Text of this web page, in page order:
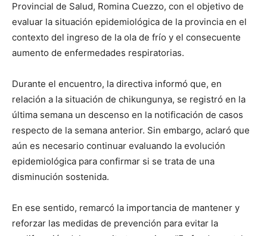
Provincial de Salud, Romina Cuezzo, con el objetivo de
evaluar la situación epidemiológica de la provincia en el
contexto del ingreso de la ola de frío y el consecuente
aumento de enfermedades respiratorias.
Durante el encuentro, la directiva informó que, en
relación a la situación de chikungunya, se registró en la
última semana un descenso en la notificación de casos
respecto de la semana anterior. Sin embargo, aclaró que
aún es necesario continuar evaluando la evolución
epidemiológica para confirmar si se trata de una
disminución sostenida.
En ese sentido, remarcó la importancia de mantener y
reforzar las medidas de prevención para evitar la